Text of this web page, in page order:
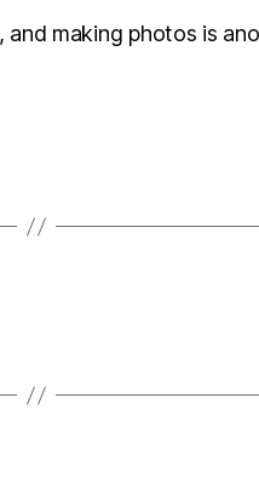
and making photos is